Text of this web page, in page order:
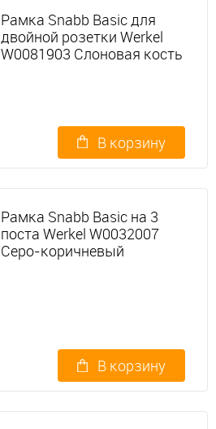
Рамка Snabb Basic для
двойной розетки Werkel
W0081903 Слоновая кость
В корзину
Рамка Snabb Basic на 3
поста Werkel W0032007
Серо-коричневый
В корзину